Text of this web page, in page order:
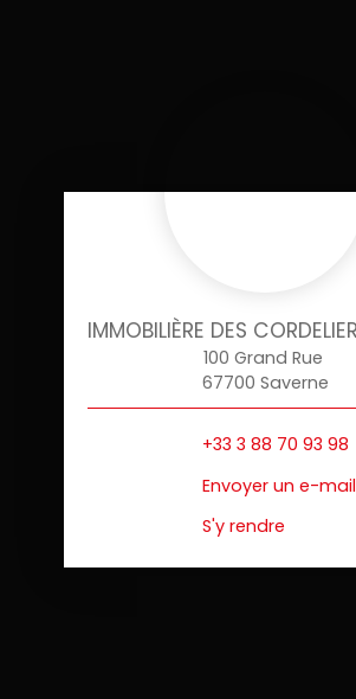
100 Grand Rue
67700 Saverne
+33 3 88 70 93 98
Envoyer un e-mail
S'y rendre